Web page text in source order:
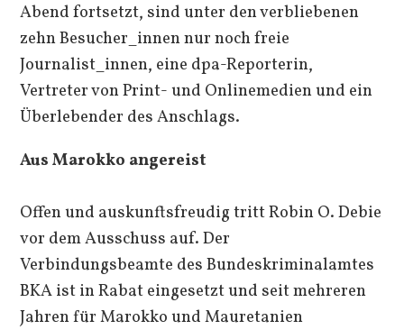
Abend fortsetzt, sind unter den verbliebenen
zehn Besucher_innen nur noch freie
Journalist_innen, eine dpa-Reporterin,
Vertreter von Print- und Onlinemedien und ein
Überlebender des Anschlags.
Aus Marokko angereist
Offen und auskunftsfreudig tritt Robin O. Debie
vor dem Ausschuss auf. Der
Verbindungsbeamte des Bundeskriminalamtes
BKA ist in Rabat eingesetzt und seit mehreren
Jahren für Marokko und Mauretanien